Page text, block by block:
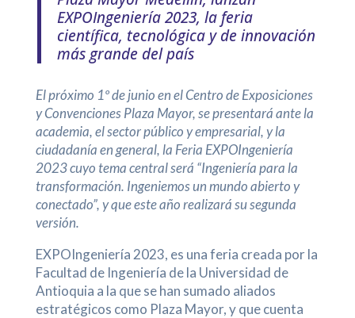
EXPOIngeniería 2023, la feria
científica, tecnológica y de innovación
más grande del país
El próximo 1º de junio en el Centro de Exposiciones
y Convenciones Plaza Mayor, se presentará ante la
academia, el sector público y empresarial, y la
ciudadanía en general, la Feria EXPOIngeniería
2023 cuyo tema central será “Ingeniería para la
transformación. Ingeniemos un mundo abierto y
conectado”, y que este año realizará su segunda
versión.
EXPOIngeniería 2023, es una feria creada por la
Facultad de Ingeniería de la Universidad de
Antioquia a la que se han sumado aliados
estratégicos como Plaza Mayor, y que cuenta